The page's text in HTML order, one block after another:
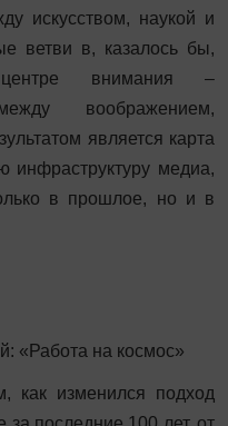
искусством, наукой и
ветви в, казалось бы,
внимания –
воображением,
является карта
инфраструктуру медиа,
в прошлое, но и в
«Работа на космос»
как изменился подход